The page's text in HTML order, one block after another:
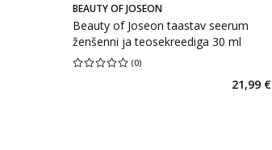
BEAUTY OF JOSEON
Beauty of Joseon taastav seerum
ženšenni ja teosekreediga 30 ml
(0)
Keskmine hinnang 0.00
21,99 €